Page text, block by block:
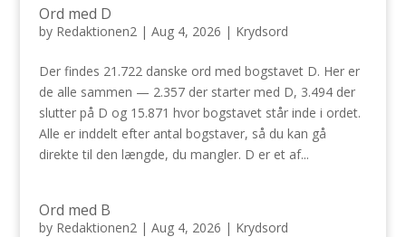
Ord med D
by Redaktionen2| Aug 4, 2026 | Krydsord
Der findes 21.722 danske ord med bogstavet D. Her er
de alle sammen — 2.357 der starter med D, 3.494 der
slutter på D og 15.871 hvor bogstavet står inde i ordet.
Alle er inddelt efter antal bogstaver, så du kan gå
direkte til den længde, du mangler. D er et af...
Ord med B
by Redaktionen2| Aug 4, 2026 | Krydsord